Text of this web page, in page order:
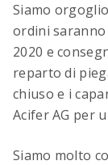
Tabella
armatura
Lunghezze
lunghezze
ferri
la nuova
Siamo
ordini saranno
2020 e
reparto di
chiuso e i
Acifer AG per
Siamo molto